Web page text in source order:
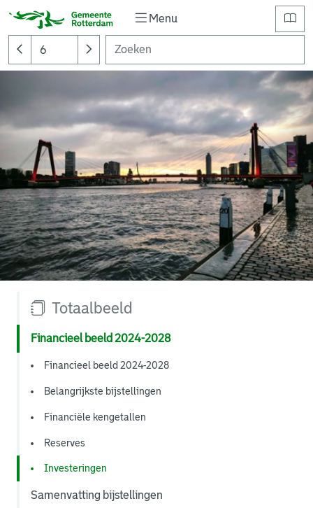
Menu
Totaalbeeld
Financieel beeld 2024-2028
Financieel beeld 2024-2028
Belangrijkste bijstellingen
Financiële kengetallen
Reserves
Investeringen
Samenvatting bijstellingen